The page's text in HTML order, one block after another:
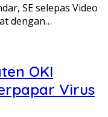
SE selepas Video
dengan…
OKI
Virus